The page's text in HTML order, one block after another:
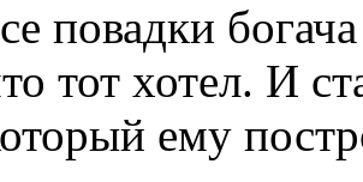
повадки
тот хотел. И
ему